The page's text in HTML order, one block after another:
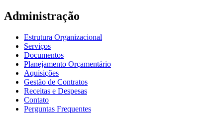
Administração
Estrutura Organizacional
Serviços
Documentos
Planejamento Orçamentário
Aquisições
Gestão de Contratos
Receitas e Despesas
Contato
Perguntas Frequentes